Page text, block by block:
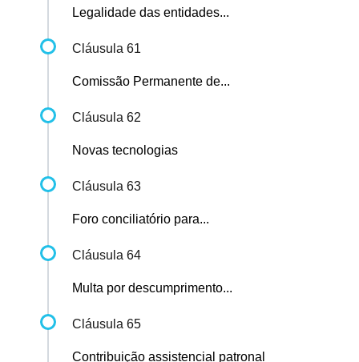
Legalidade das entidades...
Cláusula 61
Comissão Permanente de...
Cláusula 62
Novas tecnologias
Cláusula 63
Foro conciliatório para...
Cláusula 64
Multa por descumprimento...
Cláusula 65
Contribuição assistencial patronal